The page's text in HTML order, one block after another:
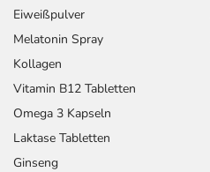
Eiweißpulver
Melatonin Spray
Kollagen
Vitamin B12 Tabletten
Omega 3 Kapseln
Laktase Tabletten
Ginseng